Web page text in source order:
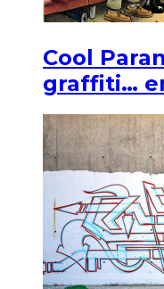
Cool
graffiti…